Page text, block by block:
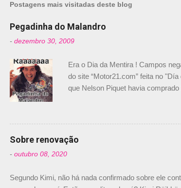
Postagens mais visitadas deste blog
Pegadinha do Malandro
- dezembro 30, 2009
Era o Dia da Mentira ! Campos
do site “Motor21.com” feita no
que Nelson Piquet havia
dirigente foi taxativo ao declarar
verdade, nós recebemos uma
Senna, não podemos ter dois
Sobre renovação
- outubro 08, 2020
Segundo Kimi, não há nada confirmado sobre ele